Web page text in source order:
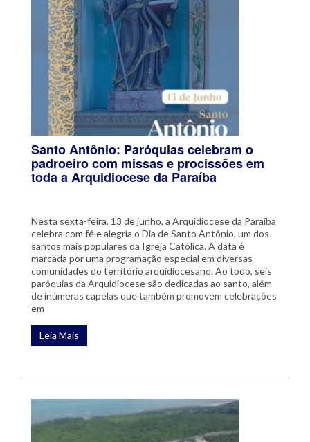
Santo Antônio: Paróquias celebram o
padroeiro com missas e procissões em
toda a Arquidiocese da Paraíba
Nesta sexta-feira, 13 de junho, a Arquidiocese da Paraíba
celebra com fé e alegria o Dia de Santo Antônio, um dos
santos mais populares da Igreja Católica. A data é
marcada por uma programação especial em diversas
comunidades do território arquidiocesano. Ao todo, seis
paróquias da Arquidiocese são dedicadas ao santo, além
de inúmeras capelas que também promovem celebrações
em
Leia Mais